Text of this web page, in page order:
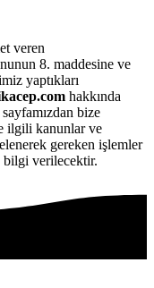
veren
8. maddesine ve
yaptıkları
hakkında
sayfamızdan bize
ilgili kanunlar ve
gereken işlemler
bilgi verilecektir.